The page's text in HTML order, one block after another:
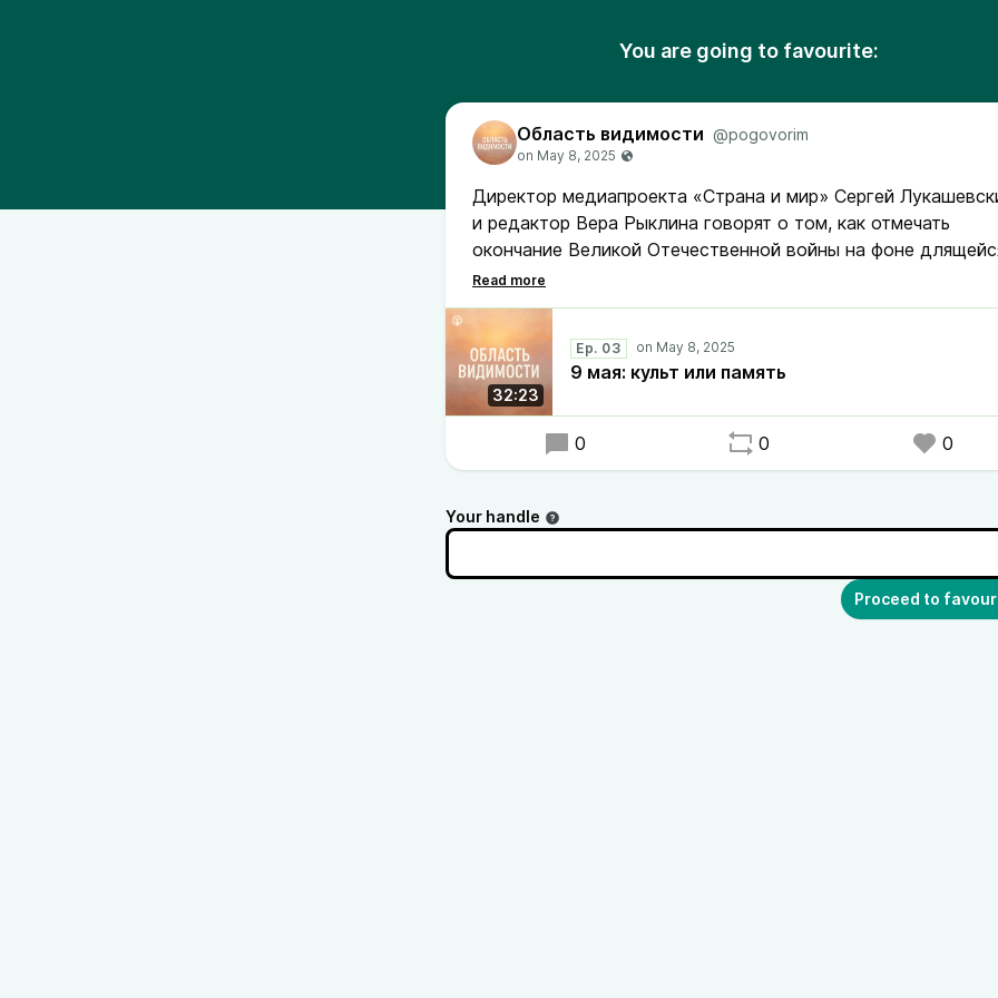
You are going to favourite:
Область видимости @pogovorim
Директор медиапроекта «Страна и мир» Сергей
и редактор Вера Рыклина говорят о том, как отмечать
окончание Великой Отечественной войны на фоне
войны в Украине.
32:23
Ep. 03
9 мая: культ или память
0 0 0
Your handle
Proceed to